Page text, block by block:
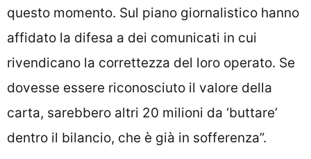
questo momento. Sul piano giornalistico hanno
affidato la difesa a dei comunicati in cui
rivendicano la correttezza del loro operato. Se
dovesse essere riconosciuto il valore della
carta, sarebbero altri 20 milioni da ‘buttare’
dentro il bilancio, che è già in sofferenza”.